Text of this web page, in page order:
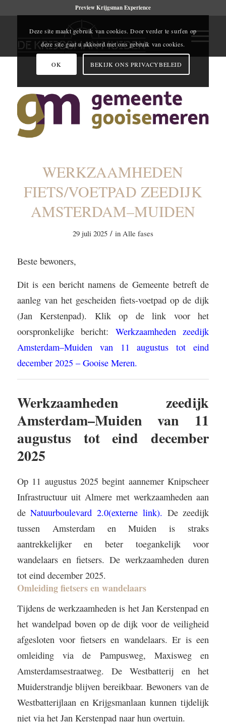
Preview Krijgsman Experience
WERKZAAMHEDEN
FIETS/VOETPAD ZEEDIJK
AMSTERDAM–MUIDEN
29 juli 2025 / in Alle fases
Beste bewoners,
Dit is een bericht namens de Gemeente betreft de
aanleg van het gescheiden fiets-voetpad op de dijk
(Jan Kerstenpad). Klik op de link voor het
oorspronkelijke bericht: Werkzaamheden zeedijk
Amsterdam–Muiden van 11 augustus tot eind
december 2025 – Gooise Meren.
Werkzaamheden zeedijk
Amsterdam–Muiden van 11
augustus tot eind december
2025
Op 11 augustus 2025 begint aannemer Knipscheer
Infrastructuur uit Almere met werkzaamheden aan
deNatuurboulevard 2.0(externe link). De zeedijk
tussen Amsterdam en Muiden is straks
aantrekkelijker en beter toegankelijk voor
wandelaars en fietsers. De werkzaamheden duren
tot eind december 2025.
Omleiding fietsers en wandelaars
Tijdens de werkzaamheden is het Jan Kerstenpad en
het wandelpad boven op de dijk voor de veiligheid
afgesloten voor fietsers en wandelaars. Er is een
omleiding via de Pampusweg, Maxisweg en
Amsterdamsestraatweg. De Westbatterij en het
Muiderstrandje blijven bereikbaar. Bewoners van de
Westbatterijlaan en Krijgsmanlaan kunnen tijdelijk
niet via het Jan Kerstenpad naar hun overtuin.
Deze site maakt gebruik van cookies. Door verder te surfen op
deze site gaat u akkoord met ons gebruik van cookies.
OK BEKIJK ONS PRIVACYBELEID